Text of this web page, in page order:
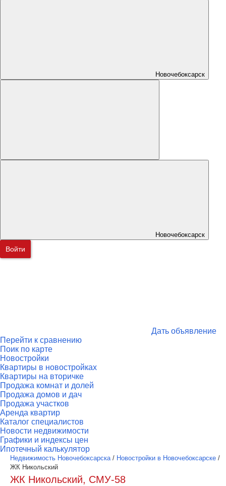
Новочебоксарск
Новочебоксарск
Войти
Дать объявление
Перейти к сравнению
Поик по карте
Новостройки
Квартиры в новостройках
Квартиры на вторичке
Продажа комнат и долей
Продажа домов и дач
Продажа участков
Аренда квартир
Каталог специалистов
Новости недвижимости
Графики и индексы цен
Ипотечный калькулятор
Недвижимость Новочебоксарска/ Новостройки в Новочебоксарске /
ЖК Никольский
ЖК Никольский, СМУ-58